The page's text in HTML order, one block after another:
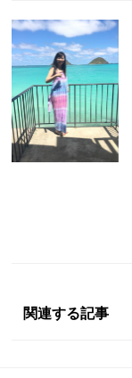
関連する記事